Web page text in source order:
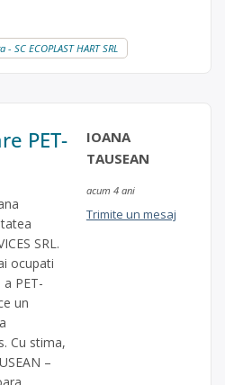
ECOPLAST HART SRL
PET-
SRL.
ocupati
PET-
un
Cu stima,
–
IOANA
TAUSEAN
acum 4 ani
Trimite un mesaj